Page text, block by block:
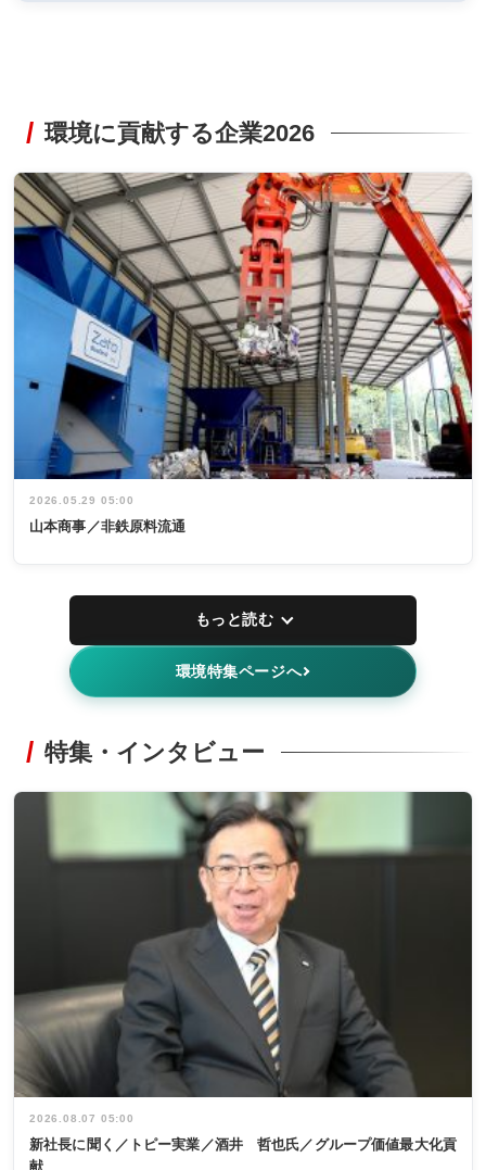
環境に貢献する企業2026
2026.05.29 05:00
山本商事／非鉄原料流通
もっと読む
環境特集ページへ
特集・インタビュー
2026.08.07 05:00
新社長に聞く／トピー実業／酒井 哲也氏／グループ価値最大化貢
献